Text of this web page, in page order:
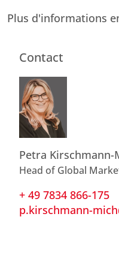
Plus d'informations
Contact
Petra Kirschmann-
Head of Global
+ 49 7834 866-175
p.kirschmann-